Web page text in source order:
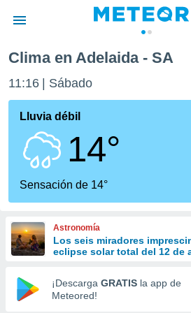
de
ha sido
para
que se
calidad.
a este
las
y
forma
digital
basada
Clima en Adelaida - SA
11:16 Sábado
Lluvia débil
14°
Sensación de 14°
Astronomía
Los seis miradores
eclipse solar total del 12 de
¡Descarga GRATIS la app de
Meteored!